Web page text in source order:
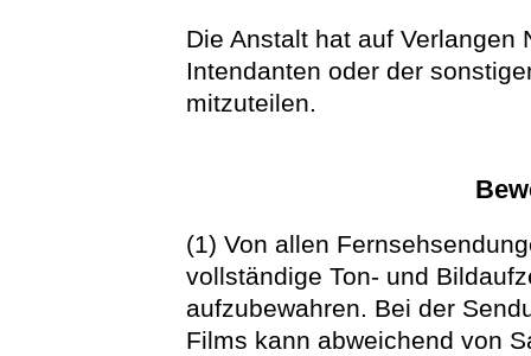
Die Anstalt hat auf Verlangen
Intendanten oder der
mitzuteilen.
(1) Von allen
vollständige Ton- und
aufzubewahren. Bei der
Films kann abweichend von